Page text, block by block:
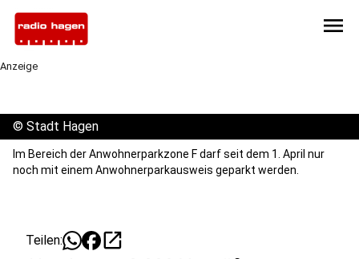
menu
Anzeige
© Stadt Hagen
Im Bereich der Anwohnerparkzone F darf seit dem 1. April nur
noch mit einem Anwohnerparkausweis geparkt werden.
Teilen: open_in_new